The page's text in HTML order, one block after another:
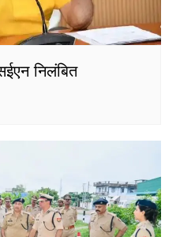
निलंबित